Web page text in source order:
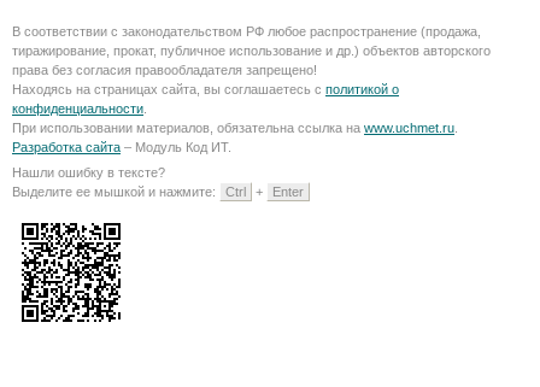
В соответствии с законодательством РФ любое распространение (продажа,
тиражирование, прокат, публичное использование и др.) объектов авторского
права без согласия правообладателя запрещено!
Находясь на страницах сайта, вы соглашаетесь с политикой о
конфиденциальности
При использовании материалов, обязательна ссылка на www.uchmet.ru
Разработка сайта – Модуль Код ИТ.
Нашли ошибку в тексте?
Выделите ее мышкой и нажмите:
Ctrl + Enter